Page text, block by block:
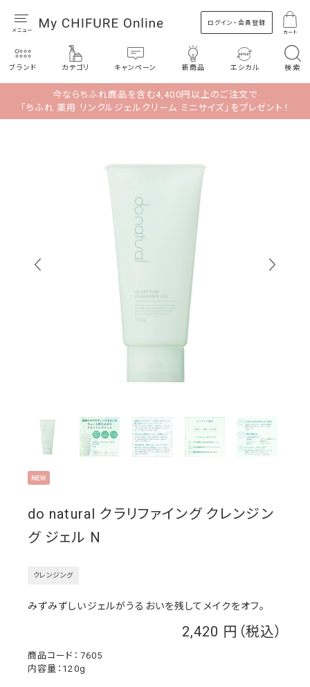
ログイン・会員登録
カート
ブランド カテゴリ キャンペーン 新商品 エシカル 検索
今ならちふれ商品を含む4,400円以上のご注文で
「ちふれ 薬用 リンクルジェルクリーム ミニサイズ」をプレゼント！
do natural クラリファイング クレンジン
グ ジェル N
クレンジング
2,420
7605
みずみずしいジェルがうるおいを残してメイクをオフ。
内容量：120g